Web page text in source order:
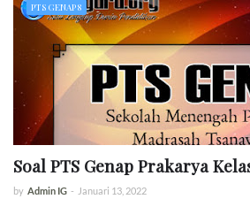
PTS GENAP 8
Soal PTS Genap Prakarya
by Admin IG - Januari 13, 2022